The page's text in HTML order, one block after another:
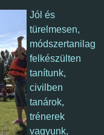
Jól és
türelmesen,
módszertanilag
felkészülten
tanítunk,
civilben
tanárok,
trénerek
vagyunk,